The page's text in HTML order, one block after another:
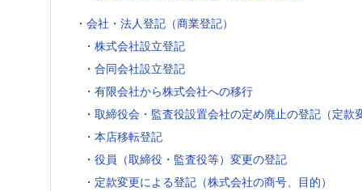
・ 会社・法人登記（商業登記）
・ 株式会社設立登記
・ 合同会社設立登記
・ 有限会社から株式会社への移行
・ 取締役会・監査役設置会社の定め廃止の登記（定款
・ 本店移転登記
・ 役員（取締役・監査役等）変更の登記
・ 定款変更による登記（株式会社の商号、目的）